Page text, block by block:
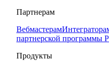
Партнерам
Вебмастерам
партнерской программы
Продукты